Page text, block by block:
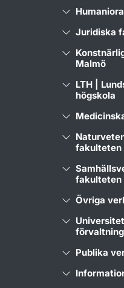
Juridiska
Malmö
LTH |
högskola
fakulteten
fakulteten
Övriga
förvaltning
Publika